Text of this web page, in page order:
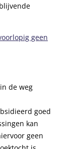
geen
de weg
goed
kan
geen